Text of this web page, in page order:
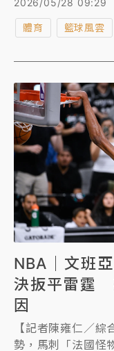
斷在出手後倒地獲
摔」買犯成為熱門
2026/05/28 09:29
體育 籃球風雲
NBA｜文班
決扳平雷霆
因
【記者陳雍仁／
勢，馬刺「法國怪